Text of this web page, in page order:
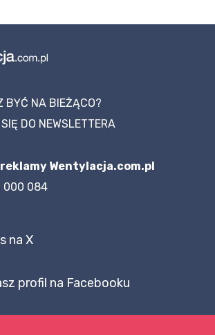
BYĆ NA BIEŻĄCO?
DO NEWSLETTERA
Wentylacja.com.pl
000 084
na X
profil na Facebooku